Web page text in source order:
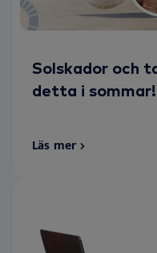
Solskador och
detta i sommar!
Läs mer